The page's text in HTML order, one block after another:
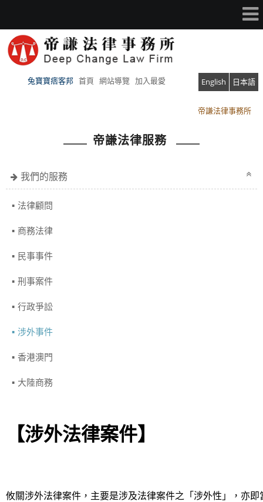
兔寶寶痞客邦 首頁 網站導覽 加入最愛 English 日本語
帝謙法律事務所
帝謙法律服務
我們的服務
法律顧問
商務法律
民事事件
刑事案件
行政爭訟
涉外事件
香港澳門
大陸商務
【涉外法律案件】
攸關涉外法律案件，主要是涉及法律案件之「涉外性」，亦